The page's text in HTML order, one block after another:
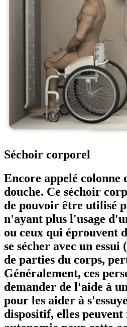
Séchoir corporel
Encore appelé
douche. Ce séchoir
de pouvoir être utilisé
n'ayant plus l'usage
ou ceux qui éprouvent
se sécher avec un
de parties du corps,
Généralement, ces
demander de l'aide à
pour les aider à
dispositif, elles